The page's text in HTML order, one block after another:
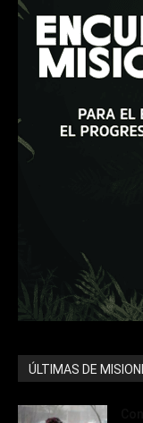
ÚLTIMAS DE